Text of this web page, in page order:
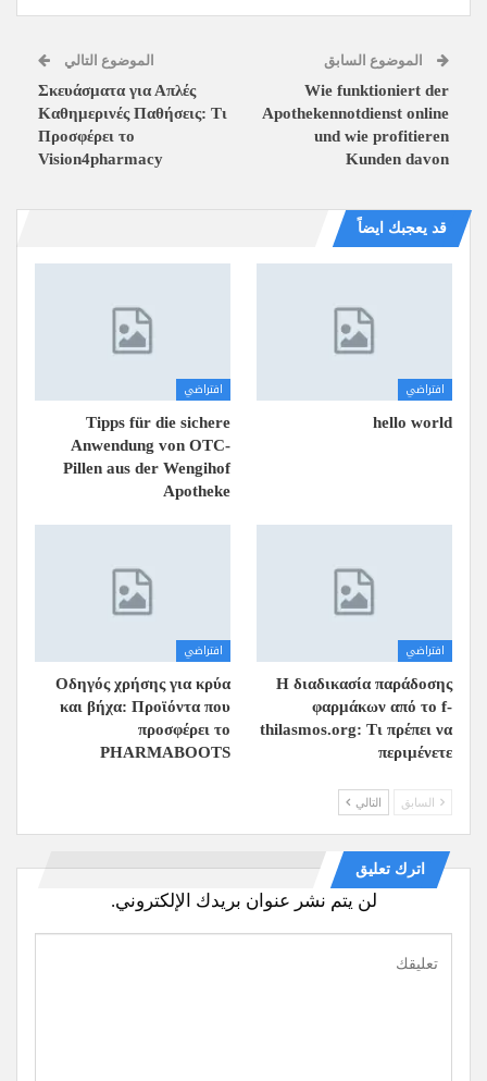
الموضوع السابق
Wie funktioniert der
Apothekennotdienst online
und wie profitieren
Kunden davon
الموضوع التالي
Σκευάσματα για Απλές
Καθημερινές Παθήσεις: Τι
Προσφέρει το
Vision4pharmacy
قد يعجبك ايضاً
افتراضي
hello world
افتراضي
Tipps für die sichere
Anwendung von OTC-
Pillen aus der Wengihof
Apotheke
افتراضي
Η διαδικασία παράδοσης
φαρμάκων από το f-
thilasmos.org: Τι πρέπει να
περιμένετε
افتراضي
Οδηγός χρήσης για κρύα
και βήχα: Προϊόντα που
προσφέρει το
PHARMABOOTS
السابق التالي
اترك تعليق
لن يتم نشر عنوان بريدك الإلكتروني.